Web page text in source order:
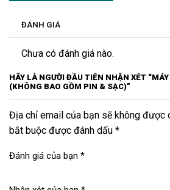
ĐÁNH GIÁ
Chưa có đánh giá nào.
HÃY LÀ NGƯỜI ĐẦU TIÊN NHẬN XÉT
(KHÔNG BAO GỒM PIN & SẠC)”
Địa chỉ email của bạn sẽ không được
bắt buộc được đánh dấu *
Đánh giá của bạn *